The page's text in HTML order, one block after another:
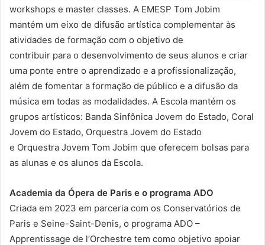
workshops e master classes. A EMESP Tom Jobim
mantém um eixo de difusão artística complementar às
atividades de formação com o objetivo de
contribuir para o desenvolvimento de seus alunos e criar
uma ponte entre o aprendizado e a profissionalização,
além de fomentar a formação de público e a difusão da
música em todas as modalidades. A Escola mantém os
grupos artísticos: Banda Sinfônica Jovem do Estado, Coral
Jovem do Estado, Orquestra Jovem do Estado
e Orquestra Jovem Tom Jobim que oferecem bolsas para
as alunas e os alunos da Escola.
Academia da Ópera de Paris e o programa ADO
Criada em 2023 em parceria com os Conservatórios de
Paris e Seine-Saint-Denis, o programa ADO –
Apprentissage de l’Orchestre tem como objetivo apoiar